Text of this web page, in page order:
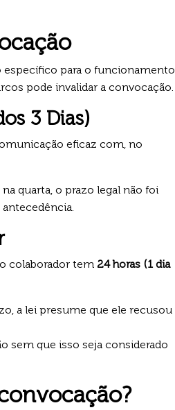
para o funcionamento
pode invalidar a convocação.
3 Dias)
eficaz com, no
quarta, o prazo legal não foi
, o colaborador tem 24 horas (1 dia
a lei presume que ele recusou
sem que isso seja considerado